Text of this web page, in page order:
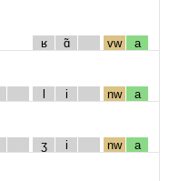
ʁ ɑ̃ vw a
l i nw a
ʒ i nw a